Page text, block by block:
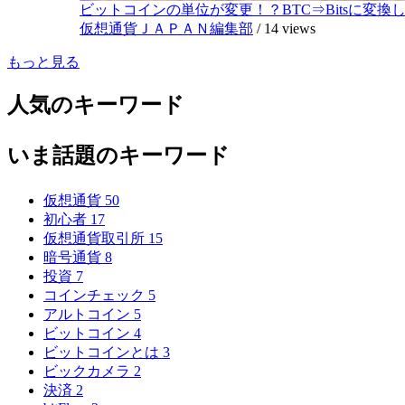
ビットコインの単位が変更！？BTC⇒Bitsに変換し
仮想通貨ＪＡＰＡＮ編集部 / 14 views
もっと見る
人気のキーワード
いま話題のキーワード
仮想通貨 50
初心者 17
仮想通貨取引所 15
暗号通貨 8
投資 7
コインチェック 5
アルトコイン 5
ビットコイン 4
ビットコインとは 3
ビックカメラ 2
決済 2